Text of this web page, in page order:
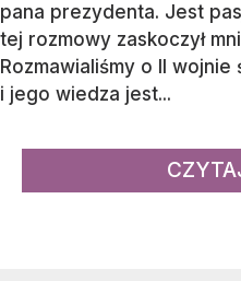
pana prezydenta. Jest
tej rozmowy zaskoczył
Rozmawialiśmy o II
i jego wiedza jest...